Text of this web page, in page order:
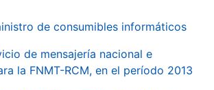
de consumibles informáticos
de mensajería nacional e
la FNMT-RCM, en el período 2013